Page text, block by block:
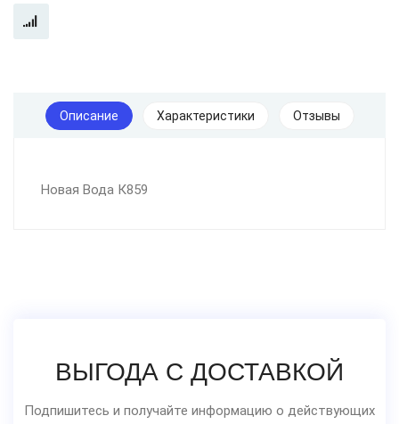
Описание Характеристики Отзывы
Новая Вода К859
ВЫГОДА С ДОСТАВКОЙ
Подпишитесь и получайте информацию о действующих